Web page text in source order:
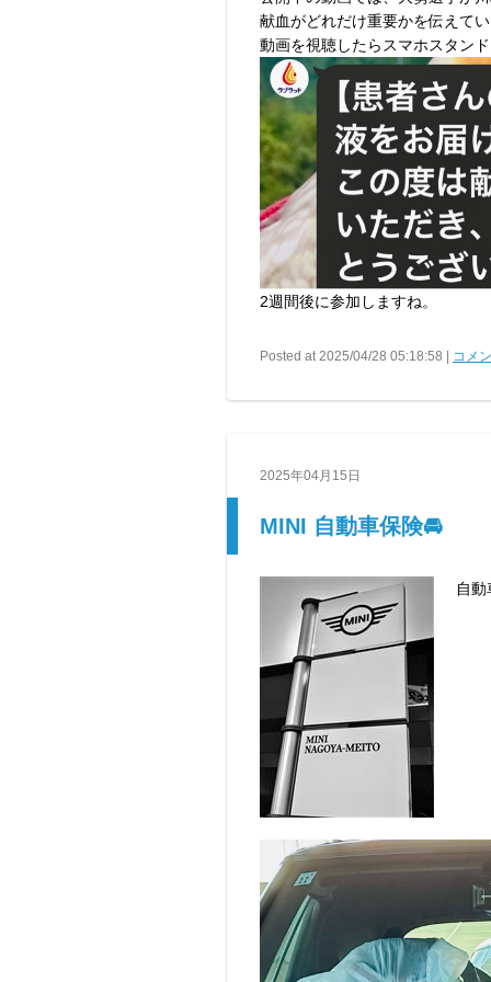
献血がどれだけ重要かを伝えて
動画を視聴したらスマホスタン
2週間後に参加しますね。
Posted at 2025/04/28 05:18:58 | コメ
2025年04月15日
MINI 自動車保険🚘
自